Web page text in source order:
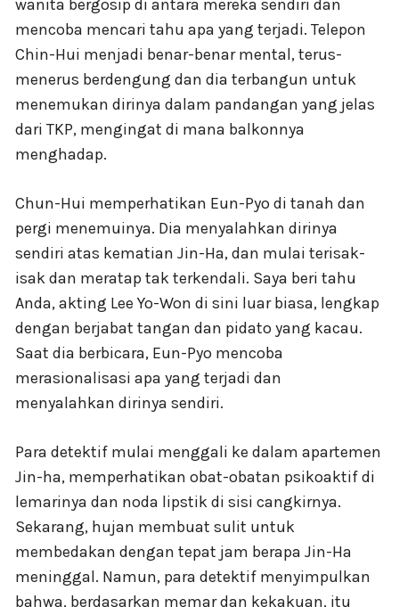
wanita bergosip di antara mereka sendiri dan
mencoba mencari tahu apa yang terjadi. Telepon
Chin-Hui menjadi benar-benar mental, terus-
menerus berdengung dan dia terbangun untuk
menemukan dirinya dalam pandangan yang jelas
dari TKP, mengingat di mana balkonnya
menghadap.
Chun-Hui memperhatikan Eun-Pyo di tanah dan
pergi menemuinya. Dia menyalahkan dirinya
sendiri atas kematian Jin-Ha, dan mulai terisak-
isak dan meratap tak terkendali. Saya beri tahu
Anda, akting Lee Yo-Won di sini luar biasa, lengkap
dengan berjabat tangan dan pidato yang kacau.
Saat dia berbicara, Eun-Pyo mencoba
merasionalisasi apa yang terjadi dan
menyalahkan dirinya sendiri.
Para detektif mulai menggali ke dalam apartemen
Jin-ha, memperhatikan obat-obatan psikoaktif di
lemarinya dan noda lipstik di sisi cangkirnya.
Sekarang, hujan membuat sulit untuk
membedakan dengan tepat jam berapa Jin-Ha
meninggal. Namun, para detektif menyimpulkan
bahwa, berdasarkan memar dan kekakuan, itu